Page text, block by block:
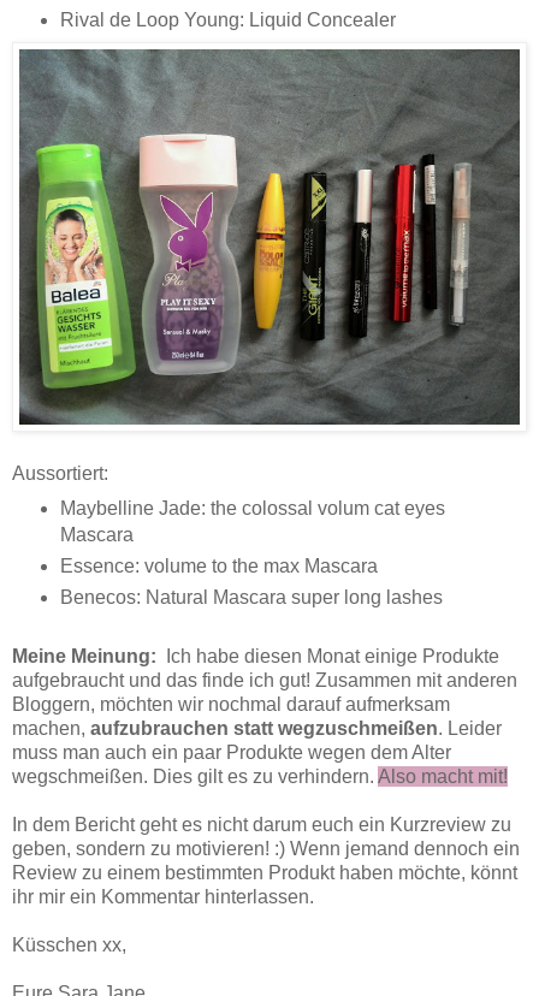
Rival de Loop Young: Liquid Concealer
Aussortiert:
Maybelline Jade: the colossal volum cat eyes
Mascara
Essence: volume to the max Mascara
Benecos: Natural Mascara super long lashes
Meine Meinung:
Ich habe diesen Monat einige Produkte
aufgebraucht und das finde ich gut! Zusammen mit anderen
Bloggern, möchten wir nochmal darauf aufmerksam
machen, aufzubrauchen statt wegzuschmeißen. Leider
muss man auch ein paar Produkte wegen dem Alter
wegschmeißen. Dies gilt es zu verhindern. Also macht mit!
In dem Bericht geht es nicht darum euch ein Kurzreview zu
geben, sondern zu motivieren! :) Wenn jemand dennoch ein
Review zu einem bestimmten Produkt haben möchte, könnt
ihr mir ein Kommentar hinterlassen.
Küsschen xx,